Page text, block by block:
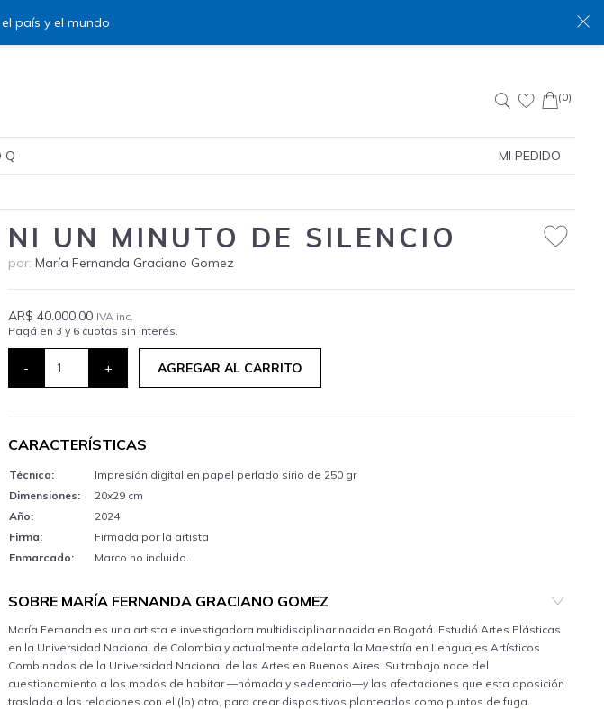
país y el mundo
Buscar:
(0)
Q MI PEDIDO
NI UN MINUTO DE SILENCIO
por: María Fernanda Graciano Gomez
AR$ 40.000,00 IVA inc.
Pagá en 3 y 6 cuotas sin interés.
- + AGREGAR AL CARRITO
CARACTERÍSTICAS
Técnica:
Impresión digital en papel perlado sirio de 250 gr
Dimensiones:
20x29 cm
Año:
2024
Firma:
Firmada por la artista
Enmarcado:
Marco no incluido.
SOBRE MARÍA FERNANDA GRACIANO GOMEZ
María Fernanda es una artista e investigadora multidisciplinar nacida en Bogotá. Estudió Artes Plásticas
en la Universidad Nacional de Colombia y actualmente adelanta la Maestría en Lenguajes Artísticos
Combinados de la Universidad Nacional de las Artes en Buenos Aires. Su trabajo nace del
cuestionamiento a los modos de habitar —nómada y sedentario—y las afectaciones que esta oposición
traslada a las relaciones con el (lo) otro, para crear dispositivos planteados como puntos de fuga.